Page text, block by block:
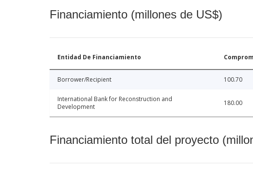
Financiamiento (millones de US$)
Entidad De Financiamiento
Borrower/Recipient 100.70
International Bank for Reconstruction and
Development
180.00
Financiamiento total del proyecto